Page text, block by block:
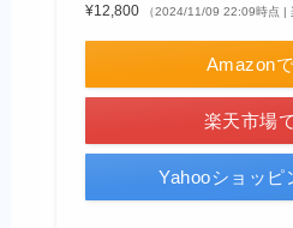
¥12,800
（2024/11/09 22:09時点 |
Amazon
楽天市場
Yahooショッピ